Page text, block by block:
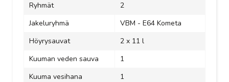
Ryhmät
2
Jakeluryhmä
VBM - E64 Kometa
Höyrysauvat
2 x 11 l
Kuuman veden sauva
1
Kuuma vesihana
1